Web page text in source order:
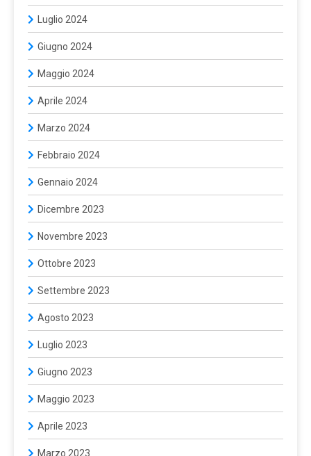
Luglio 2024
Giugno 2024
Maggio 2024
Aprile 2024
Marzo 2024
Febbraio 2024
Gennaio 2024
Dicembre 2023
Novembre 2023
Ottobre 2023
Settembre 2023
Agosto 2023
Luglio 2023
Giugno 2023
Maggio 2023
Aprile 2023
Marzo 2023